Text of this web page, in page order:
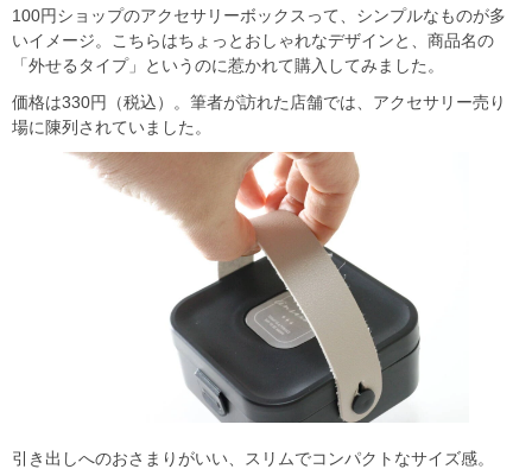
100円ショップのアクセサリーボックスって、シンプルなものが多
いイメージ。こちらはちょっとおしゃれなデザインと、商品名の
「外せるタイプ」というのに惹かれて購入してみました。
価格は330円（税込）。筆者が訪れた店舗では、アクセサリー売り
場に陳列されていました。
引き出しへのおさまりがいい、スリムでコンパクトなサイズ感。